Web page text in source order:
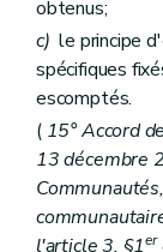
Art.
Art.
TitreV
Art.
Art.
TitreVI
Art.
obtenus;
c) le principe
spécifiques
escomptés.
( 15° Accord
13 décembre
l'article 3, §1er